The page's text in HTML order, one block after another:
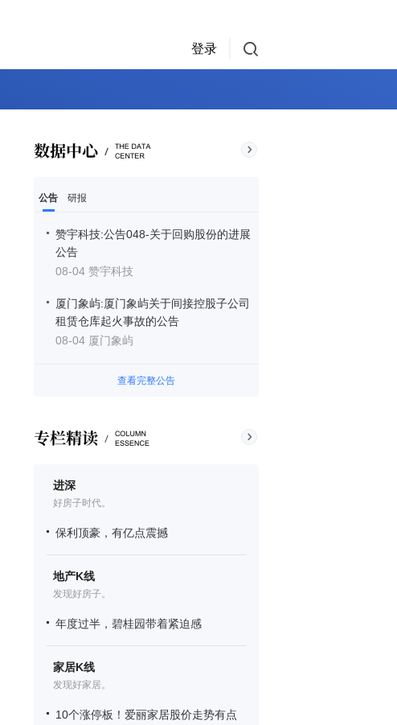
登录
公告 研报
赞宇科技:公告048-关于回购股份的进展
公告
08-04 赞宇科技
厦门象屿:厦门象屿关于间接控股子公司
租赁仓库起火事故的公告
08-04 厦门象屿
查看完整公告
进深
好房子时代。
保利顶豪，有亿点震撼
地产K线
发现好房子。
年度过半，碧桂园带着紧迫感
家居K线
发现好家居。
10个涨停板！爱丽家居股价走势有点